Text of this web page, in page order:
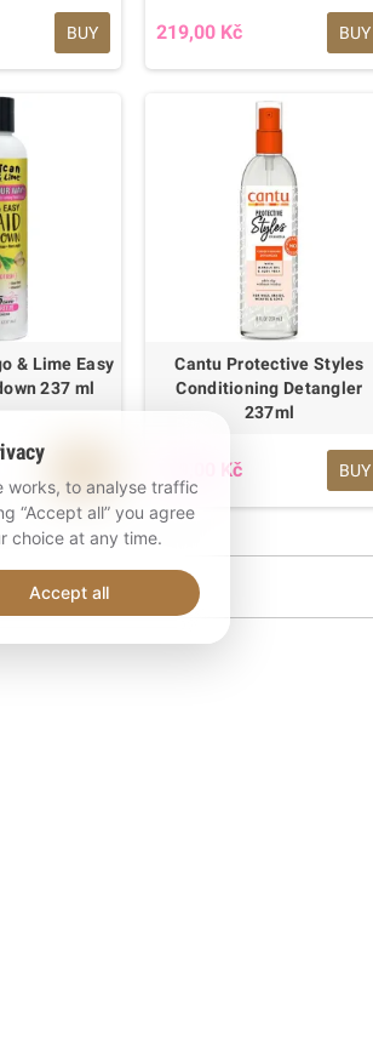
BUY 219,00 Kč BUY
& Lime Easy
237 ml
Cantu Protective Styles
Conditioning Detangler
237ml
299,00 Kč BUY
works, to analyse traffic
“Accept all” you agree
choice at any time.
Accept all